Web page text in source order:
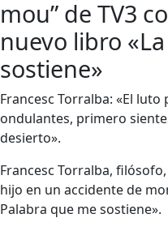
mou” de TV3
nuevo libro
sostiene»
Francesc Torralba: «El
ondulantes, primero
desierto».
Francesc Torralba,
hijo en un accidente de
Palabra que me sostiene».